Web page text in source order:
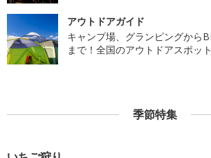
アウトドアガイド
キャンプ場、グランピングから
まで！全国のアウトドアスポッ
季節特集